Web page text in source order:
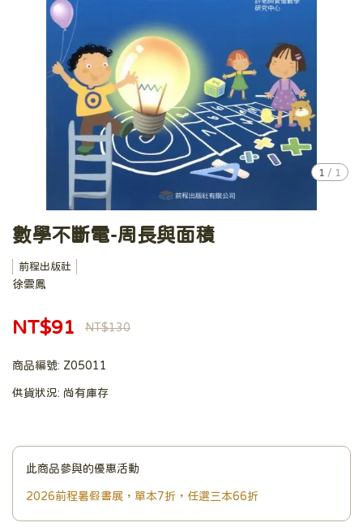
1 / 1
數學不斷電-周長與面積
前程出版社
徐雲鳳
NT$91 NT$130
商品編號: Z05011
供貨狀況: 尚有庫存
此商品參與的優惠活動
2026前程暑假書展，單本7折，任選三本66折